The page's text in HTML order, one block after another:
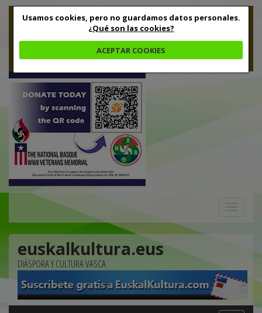
Usamos cookies, pero no guardamos datos personales.
¿Qué son las cookies?
ACEPTAR COOKIES
euskalkultura.eus
DIÁSPORA Y CULTURA VASCA